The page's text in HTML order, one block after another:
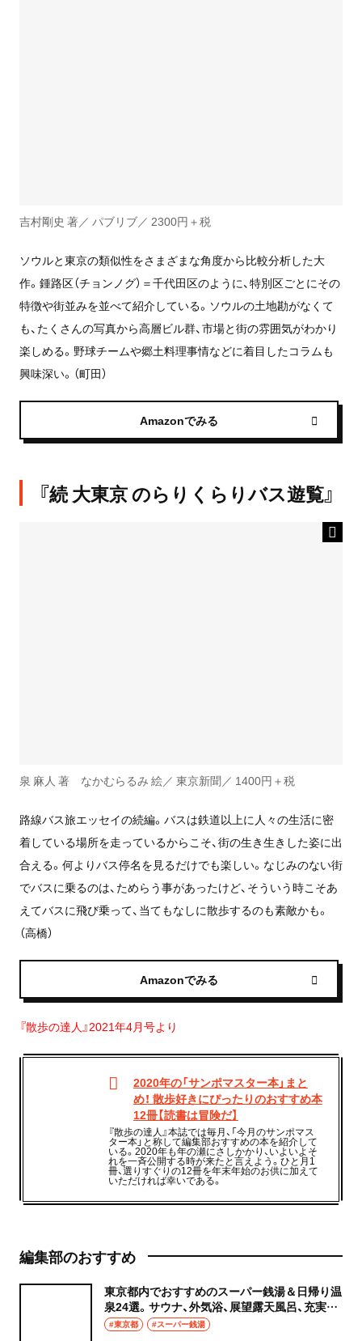
吉村剛史 著／ パブリブ／ 2300円＋税
ソウルと東京の類似性をさまざまな角度から比較分析した大
作。鍾路区（チョンノグ）＝千代田区のように、特別区ごとにその
特徴や街並みを並べて紹介している。ソウルの土地勘がなくて
も、たくさんの写真から高層ビル群、市場と街の雰囲気がわかり
楽しめる。野球チームや郷土料理事情などに着目したコラムも
興味深い。（町田）
Amazonでみる
『続 大東京 のらりくらりバス遊覧』
泉 麻人 著 なかむらるみ 絵／ 東京新聞／ 1400円＋税
路線バス旅エッセイの続編。バスは鉄道以上に人々の生活に密
着している場所を走っているからこそ、街の生き生きした姿に出
合える。何よりバス停名を見るだけでも楽しい。なじみのない街
でバスに乗るのは、ためらう事があったけど、そういう時こそあ
えてバスに飛び乗って、当てもなしに散歩するのも素敵かも。
（高橋）
Amazonでみる
『散歩の達人』2021年4月号より
2020年の「サンポマスター本」まと
め！ 散歩好きにぴったりのおすすめ本
12冊【読書は冒険だ】
『散歩の達人』本誌では毎月、「今月のサンポマス
ター本」と称して編集部おすすめの本を紹介して
いる。2020年も年の瀬にさしかかり、いよいよそ
れを一斉公開する時が来たと言えよう。ひと月1
冊、選りすぐりの12冊を年末年始のお供に加えて
いただければ幸いである。
編集部のおすすめ
東京都内でおすすめのスーパー銭湯＆日帰り温
泉24選。サウナ、外気浴、展望露天風呂、充実の
癒やし空間へ
#東京都 #スーパー銭湯